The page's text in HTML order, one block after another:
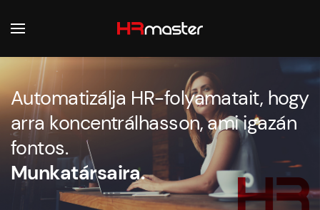
Automatizálja HR-folyamatait, hogy
arra koncentrálhasson, ami igazán
fontos.
Munkatársaira.